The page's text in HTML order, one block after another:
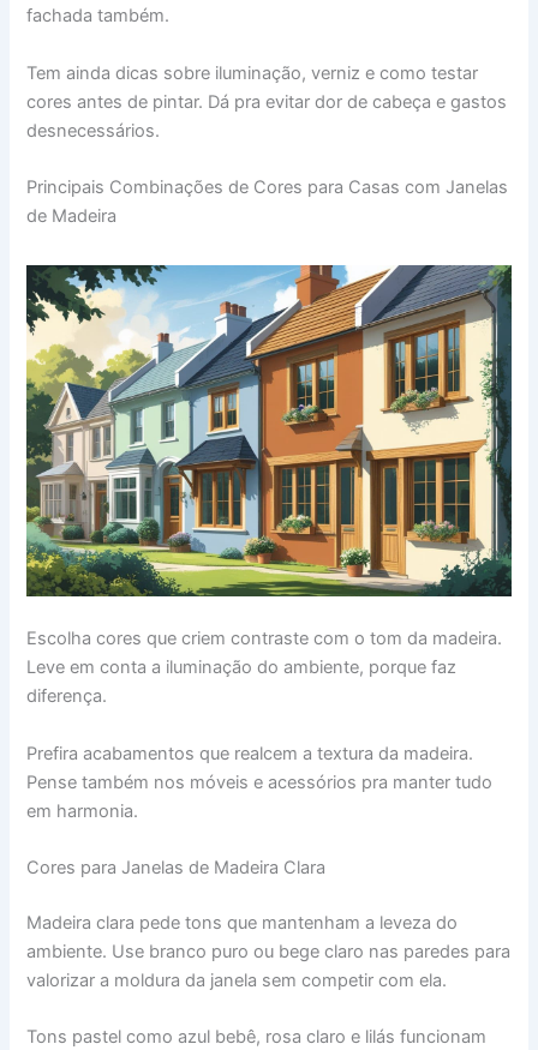
fachada também.
Tem ainda dicas sobre iluminação, verniz e como testar
cores antes de pintar. Dá pra evitar dor de cabeça e gastos
desnecessários.
Principais Combinações de Cores para Casas com Janelas
de Madeira
Escolha cores que criem contraste com o tom da madeira.
Leve em conta a iluminação do ambiente, porque faz
diferença.
Prefira acabamentos que realcem a textura da madeira.
Pense também nos móveis e acessórios pra manter tudo
em harmonia.
Cores para Janelas de Madeira Clara
Madeira clara pede tons que mantenham a leveza do
ambiente. Use branco puro ou bege claro nas paredes para
valorizar a moldura da janela sem competir com ela.
Tons pastel como azul bebê, rosa claro e lilás funcionam